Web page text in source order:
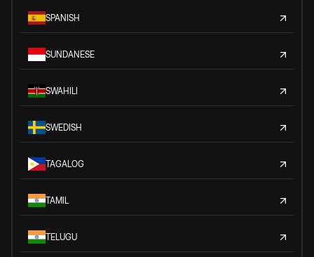
SPANISH
SUNDANESE
SWAHILI
SWEDISH
TAGALOG
TAMIL
TELUGU